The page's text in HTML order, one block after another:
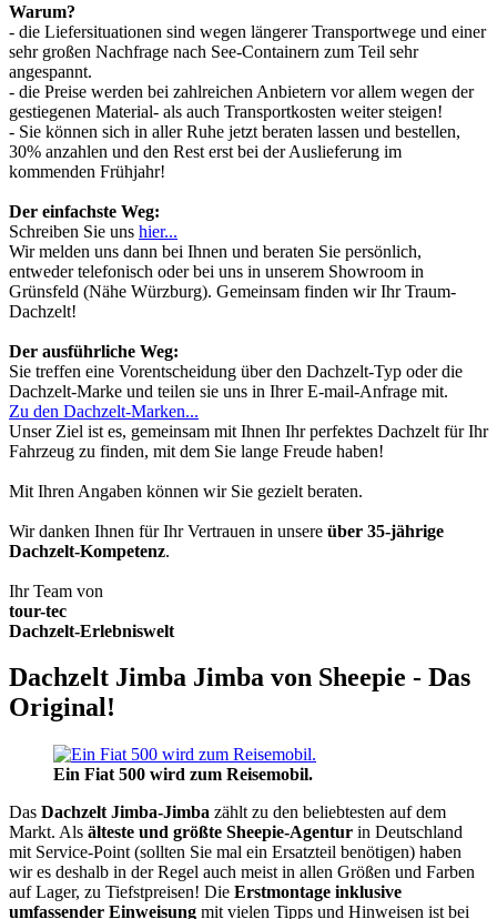
Warum?
- die Liefersituationen sind wegen längerer Transportwege und einer
sehr großen Nachfrage nach See-Containern zum Teil sehr
angespannt.
- die Preise werden bei zahlreichen Anbietern vor allem wegen der
gestiegenen Material- als auch Transportkosten weiter steigen!
- Sie können sich in aller Ruhe jetzt beraten lassen und bestellen,
30% anzahlen und den Rest erst bei der Auslieferung im
kommenden Frühjahr!
Der einfachste Weg:
Schreiben Sie uns hier...
Wir melden uns dann bei Ihnen und beraten Sie persönlich,
entweder telefonisch oder bei uns in unserem Showroom in
Grünsfeld (Nähe Würzburg). Gemeinsam finden wir Ihr Traum-
Dachzelt!
Der ausführliche Weg:
Sie treffen eine Vorentscheidung über den Dachzelt-Typ oder die
Dachzelt-Marke und teilen sie uns in Ihrer E-mail-Anfrage mit.
Zu den Dachzelt-Marken...
Unser Ziel ist es, gemeinsam mit Ihnen Ihr perfektes Dachzelt für Ihr
Fahrzeug zu finden, mit dem Sie lange Freude haben!
Mit Ihren Angaben können wir Sie gezielt beraten.
Wir danken Ihnen für Ihr Vertrauen in unsere über 35-jährige
Dachzelt-Kompetenz.
Ihr Team von
tour-tec
Dachzelt-Erlebniswelt
Dachzelt Jimba Jimba von Sheepie - Das
Original!
Ein Fiat 500 wird zum Reisemobil.
Das Dachzelt Jimba-Jimba zählt zu den beliebtesten auf dem
Markt. Als älteste und größte Sheepie-Agentur in Deutschland
mit Service-Point (sollten Sie mal ein Ersatzteil benötigen) haben
wir es deshalb in der Regel auch meist in allen Größen und Farben
auf Lager, zu Tiefstpreisen! Die Erstmontage inklusive
umfassender Einweisung mit vielen Tipps und Hinweisen ist bei